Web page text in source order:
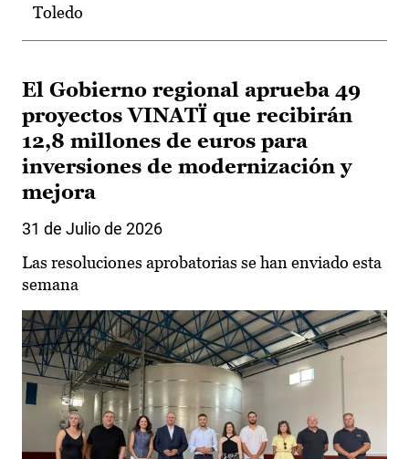
Toledo
El Gobierno regional aprueba 49
proyectos VINATÏ que recibirán
12,8 millones de euros para
inversiones de modernización y
mejora
31 de Julio de 2026
Las resoluciones aprobatorias se han enviado esta
semana